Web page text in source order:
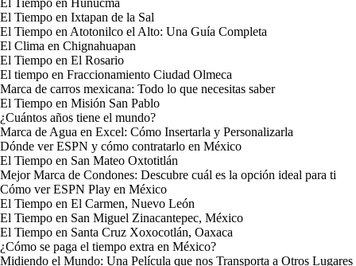
El Tiempo en Ixtapan de la Sal
El Tiempo en Atotonilco el Alto: Una Guía Completa
El Clima en Chignahuapan
El Tiempo en El Rosario
El tiempo en Fraccionamiento Ciudad Olmeca
Marca de carros mexicana: Todo lo que necesitas saber
El Tiempo en Misión San Pablo
¿Cuántos años tiene el mundo?
Marca de Agua en Excel: Cómo Insertarla y Personalizarla
Dónde ver ESPN y cómo contratarlo en México
El Tiempo en San Mateo Oxtotitlán
Mejor Marca de Condones: Descubre cuál es la opción ideal para ti
Cómo ver ESPN Play en México
El Tiempo en El Carmen, Nuevo León
El Tiempo en San Miguel Zinacantepec, México
El Tiempo en Santa Cruz Xoxocotlán, Oaxaca
¿Cómo se paga el tiempo extra en México?
Midiendo el Mundo: Una Película que nos Transporta a Otros Lugares